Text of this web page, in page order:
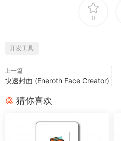
0
开发工具
上一篇
快速封面 (Eneroth Face Creator)
猜你喜欢